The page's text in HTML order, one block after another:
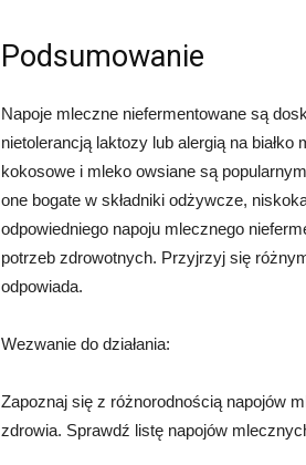
Podsumowanie
Napoje mleczne niefermentowane są
nietolerancją laktozy lub alergią na
kokosowe i mleko owsiane są
one bogate w składniki odżywcze,
odpowiedniego napoju mlecznego
potrzeb zdrowotnych. Przyjrzyj się
odpowiada.
Wezwanie do działania:
Zapoznaj się z różnorodnością napojów
zdrowia. Sprawdź listę napojów